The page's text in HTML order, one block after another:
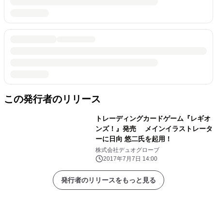
この発行者のリリース
トレーディングカードゲーム『レギオ
ンズ！』発売 メインイラストレータ
ーに日向 悠二氏を起用！
株式会社デュオグローブ
2017年7月7日 14:00
発行者のリリースをもっと見る